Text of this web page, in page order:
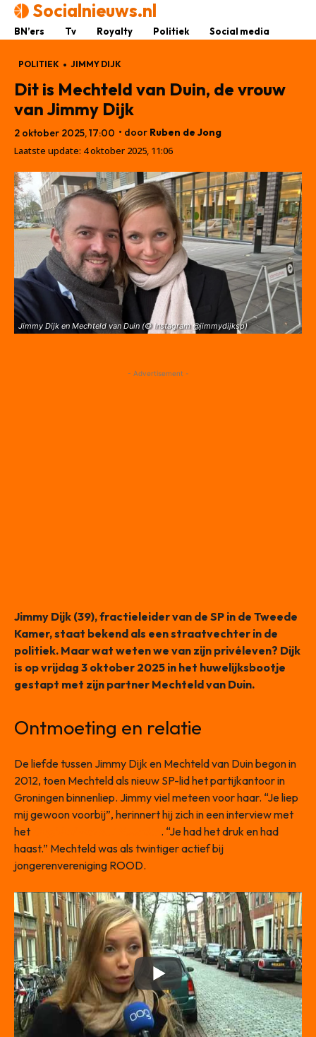
Socialnieuws.nl
BN’ers Tv Royalty Politiek Social media
POLITIEK JIMMY DIJK
Dit is Mechteld van Duin, de vrouw
van Jimmy Dijk
2 oktober 2025, 17:00 • door Ruben de Jong
Laatste update: 4 oktober 2025, 11:06
Jimmy Dijk en Mechteld van Duin (© Instagram @jimmydijksp)
- Advertisement -
Jimmy Dijk (39), fractieleider van de SP in de Tweede
Kamer, staat bekend als een straatvechter in de
politiek. Maar wat weten we van zijn privéleven? Dijk
is op vrijdag 3 oktober 2025 in het huwelijksbootje
gestapt met zijn partner Mechteld van Duin.
Ontmoeting en relatie
De liefde tussen Jimmy Dijk en Mechteld van Duin begon in
2012, toen Mechteld als nieuw SP-lid het partijkantoor in
Groningen binnenliep. Jimmy viel meteen voor haar. “Je liep
mij gewoon voorbij”, herinnert hij zich in een interview met
het
. “Je had het druk en had
haast.” Mechteld was als twintiger actief bij
jongerenvereniging ROOD.